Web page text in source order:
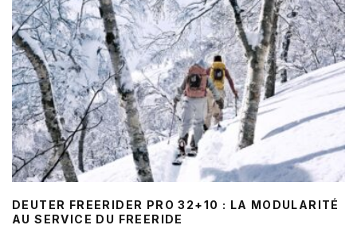
DEUTER FREERIDER PRO 32+10 : LA MODULARITÉ
AU SERVICE DU FREERIDE